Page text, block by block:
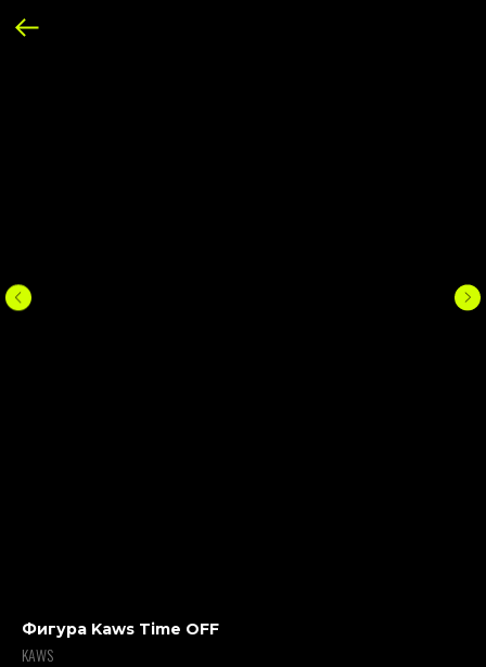
Фигура Kaws Time OFF
KAWS